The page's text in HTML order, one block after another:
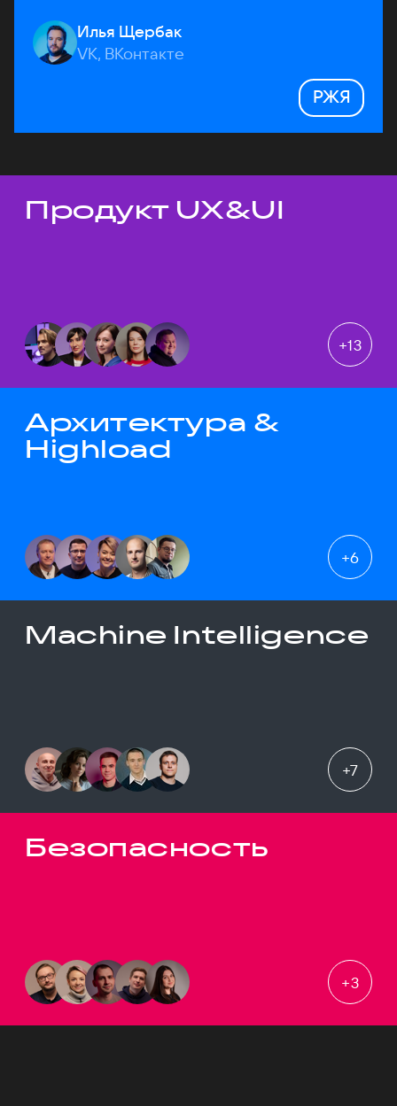
Илья Щербак
VK, ВКонтакте
РЖЯ
Темы докладов
Продукт UX&UI
+13
Архитектура &
Highload
+6
Machine Intelligence
+7
Безопасность
+3